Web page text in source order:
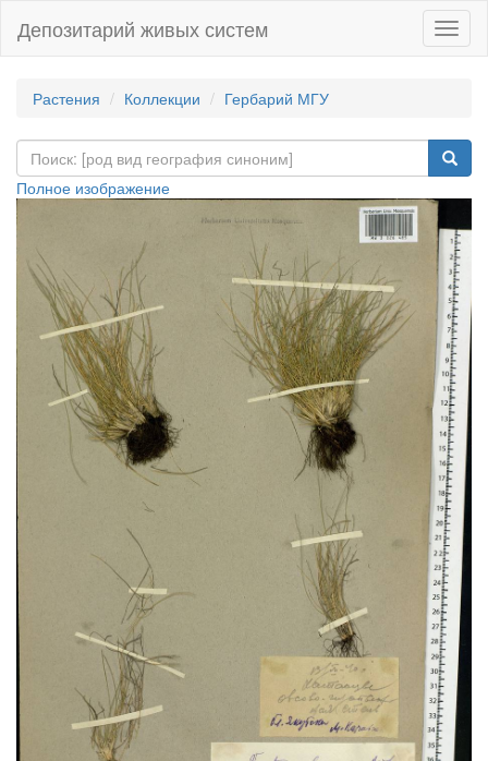
Депозитарий живых систем
Растения Коллекции Гербарий МГУ
Полное изображение